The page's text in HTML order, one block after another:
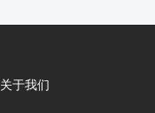
关于我们